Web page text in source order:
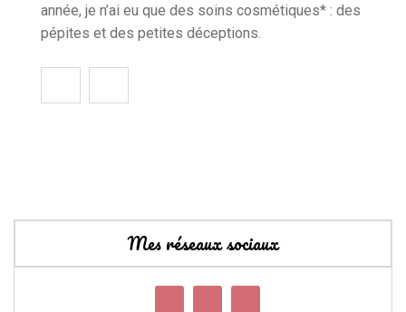
année, je n’ai eu que des soins cosmétiques* : des
pépites et des petites déceptions.
Mes réseaux sociaux